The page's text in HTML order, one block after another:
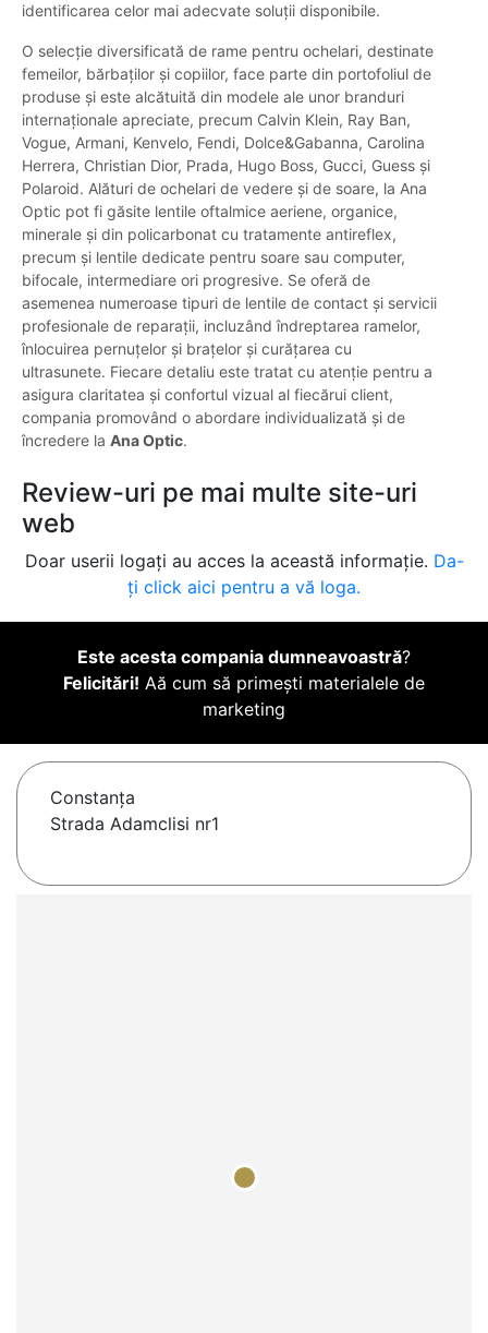
identificarea celor mai adecvate soluții disponibile.
O selecție diversificată de rame pentru ochelari, destinate
femeilor, bărbaților și copiilor, face parte din portofoliul de
produse și este alcătuită din modele ale unor branduri
internaționale apreciate, precum Calvin Klein, Ray Ban,
Vogue, Armani, Kenvelo, Fendi, Dolce&Gabanna, Carolina
Herrera, Christian Dior, Prada, Hugo Boss, Gucci, Guess și
Polaroid. Alături de ochelari de vedere și de soare, la Ana
Optic pot fi găsite lentile oftalmice aeriene, organice,
minerale și din policarbonat cu tratamente antireflex,
precum și lentile dedicate pentru soare sau computer,
bifocale, intermediare ori progresive. Se oferă de
asemenea numeroase tipuri de lentile de contact și servicii
profesionale de reparații, incluzând îndreptarea ramelor,
înlocuirea pernuțelor și brațelor și curățarea cu
ultrasunete. Fiecare detaliu este tratat cu atenție pentru a
asigura claritatea și confortul vizual al fiecărui client,
compania promovând o abordare individualizată și de
încredere la Ana Optic.
Review-uri pe mai multe site-uri
web
Doar userii logați au acces la această informație. Da-
ți click aici pentru a vă loga.
Este acesta compania dumneavoastră?
Felicitări! Aă cum să primești materialele de
marketing
Constanţa
Strada Adamclisi nr1